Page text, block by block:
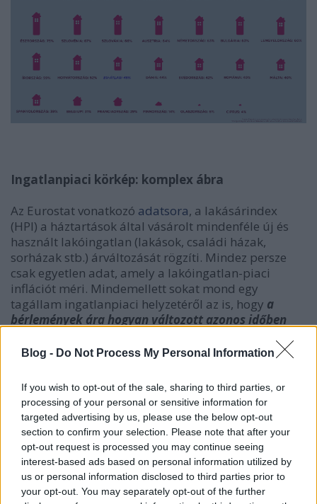
Blog - Do Not Process My Personal Information
If you wish to opt-out of the sale, sharing to third parties, or
processing of your personal or sensitive information for
targeted advertising by us, please use the below opt-out
section to confirm your selection. Please note that after your
opt-out request is processed you may continue seeing
interest-based ads based on personal information utilized by
us or personal information disclosed to third parties prior to
your opt-out. You may separately opt-out of the further
Ingatlanpiaci körkép: komplex ábra
Az Eurostat vonatkozó adatsora, a lakásárindex
(HPI) a háztartások által vásárolt mindenféle új és
használt lakóingatlan (lakások, családi házak,
sorházak stb.) árváltozását rögzíti. Mindez persze
csak egyetlen adat, amely a lakóingatlan-piaci
inflációt méri. Mindemellett sokat mond egy
tagállam ingatlanpiaci helyzetéről az is, hogy a
bérlemények ára hogyan változott azonos időben
vagy egyáltalán mennyire jellemző, hogy a lakosok
többség sajátban
, erről korábban
mi is készítettünk
egy összeállítást). Szintén érdekes azt vizsgálni,
mennyire jellemző, hogyházakban vagy lakásokban
laknak az adott országban, az átlagos
négyzetméterár is beszédes, vagy az, hogy
ugyanolyan paraméterekkel rendelkező
lakóingatlanérthány havi átlagbértkell kifizetni.